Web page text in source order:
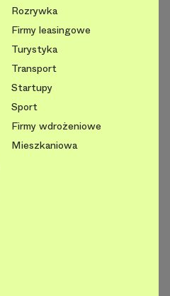
Rozrywka
Firmy leasingowe
Turystyka
Transport
Startupy
Sport
Firmy wdrożeniowe
Mieszkaniowa